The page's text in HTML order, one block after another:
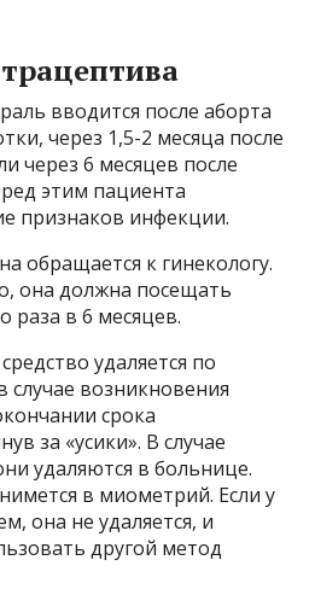
вводится после аборта
через 1,5-2 месяца после
через 6 месяцев после
этим пациента
признаков инфекции.
обращается к гинекологу.
она должна посещать
раза в 6 месяцев.
удаляется по
возникновения
срока
за «усики». В случае
удаляются в больнице.
в миометрий. Если у
она не удаляется, и
другой метод